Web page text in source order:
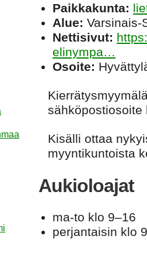
Paikkakunta:
Alue: Varsinais-
Nettisivut:
elinympa…
Osoite:
sähköpostiosoite
Kisälli ottaa
myyntikuntoista
Aukioloajat
ma-to klo 9–16
perjantaisin klo